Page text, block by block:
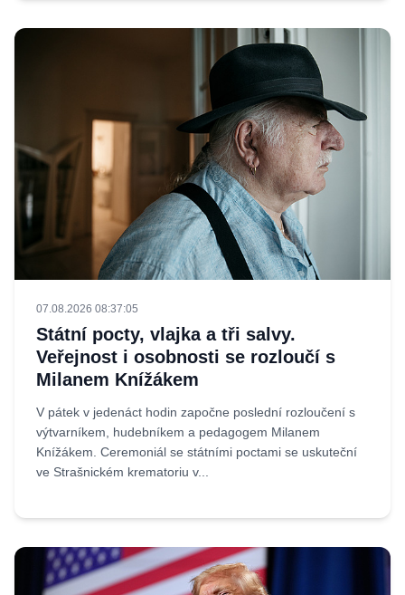
07.08.2026 08:37:05
Státní pocty, vlajka a tři salvy.
Veřejnost i osobnosti se rozloučí s
Milanem Knížákem
V pátek v jedenáct hodin započne poslední rozloučení s
výtvarníkem, hudebníkem a pedagogem Milanem
Knížákem. Ceremoniál se státními poctami se uskuteční
ve Strašnickém krematoriu v...